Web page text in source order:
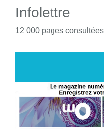
Infolettre
12 000 pages consultées